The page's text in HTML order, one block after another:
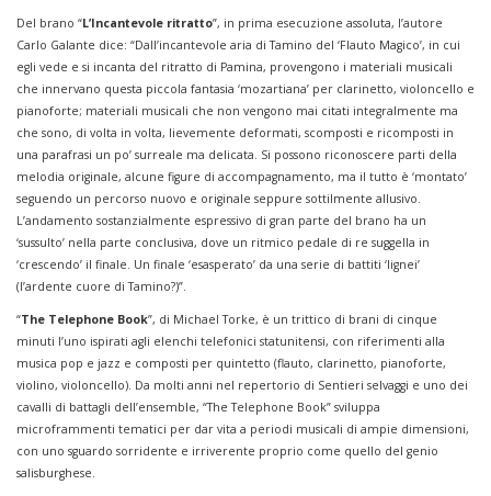
Del brano “L’Incantevole ritratto”, in prima esecuzione assoluta, l’autore
Carlo Galante dice: “Dall’incantevole aria di Tamino del ‘Flauto Magico’, in cui
egli vede e si incanta del ritratto di Pamina, provengono i materiali musicali
che innervano questa piccola fantasia ‘mozartiana’ per clarinetto, violoncello e
pianoforte; materiali musicali che non vengono mai citati integralmente ma
che sono, di volta in volta, lievemente deformati, scomposti e ricomposti in
una parafrasi un po’ surreale ma delicata. Si possono riconoscere parti della
melodia originale, alcune figure di accompagnamento, ma il tutto è ‘montato’
seguendo un percorso nuovo e originale seppure sottilmente allusivo.
L’andamento sostanzialmente espressivo di gran parte del brano ha un
‘sussulto’ nella parte conclusiva, dove un ritmico pedale di re suggella in
‘crescendo’ il finale. Un finale ‘esasperato’ da una serie di battiti ‘lignei’
(l’ardente cuore di Tamino?)”.
“The Telephone Book”, di Michael Torke, è un trittico di brani di cinque
minuti l’uno ispirati agli elenchi telefonici statunitensi, con riferimenti alla
musica pop e jazz e composti per quintetto (flauto, clarinetto, pianoforte,
violino, violoncello). Da molti anni nel repertorio di Sentieri selvaggi e uno dei
cavalli di battagli dell’ensemble, “The Telephone Book” sviluppa
microframmenti tematici per dar vita a periodi musicali di ampie dimensioni,
con uno sguardo sorridente e irriverente proprio come quello del genio
salisburghese.